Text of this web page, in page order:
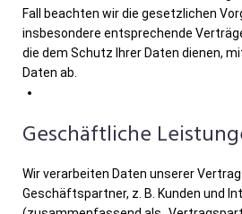
Fall beachten wir die gesetzlichen
insbesondere entsprechende
die dem Schutz Ihrer Daten dienen,
Daten ab.
Geschäftliche
Wir verarbeiten Daten unserer
Geschäftspartner, z. B. Kunden und